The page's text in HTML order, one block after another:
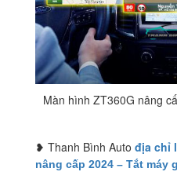
Màn hình ZT360G nâng
❥ Thanh Bình Auto địa chỉ
nâng cấp 2024 – Tắt máy